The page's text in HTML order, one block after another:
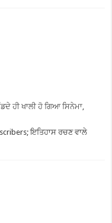
ਹੀ ਖਾਲੀ ਹੋ ਗਿਆ ਸਿਨੇਮਾ,
ਇਤਿਹਾਸ ਰਚਣ ਵਾਲੇ